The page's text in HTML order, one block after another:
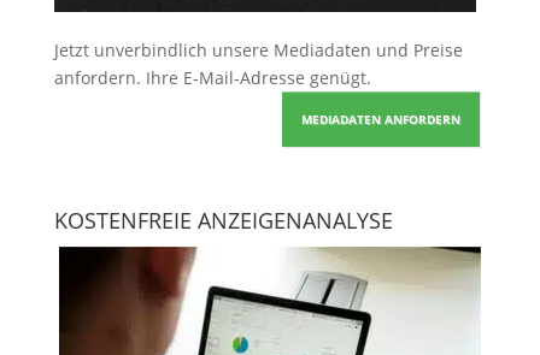
Jetzt unverbindlich unsere Mediadaten und Preise
anfordern. Ihre E-Mail-Adresse genügt.
MEDIADATEN ANFORDERN
KOSTENFREIE ANZEIGENANALYSE